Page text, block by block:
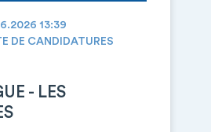
13:39
DE CANDIDATURES
- LES